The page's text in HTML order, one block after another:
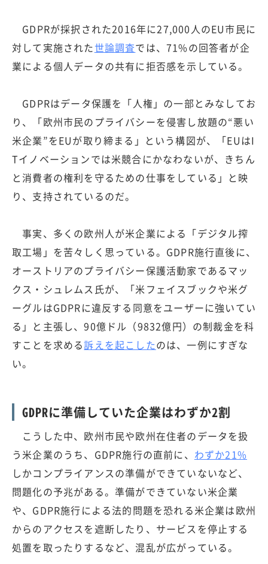
GDPRが採択された2016年に27,000人のEU市民に
対して実施された世論調査では、71%の回答者が企
業による個人データの共有に拒否感を示している。
GDPRはデータ保護を「人権」の一部とみなしてお
り、「欧州市民のプライバシーを侵害し放題の“悪い
米企業”をEUが取り締まる」という構図が、「EUはI
Tイノベーションでは米競合にかなわないが、きちん
と消費者の権利を守るための仕事をしている」と映
り、支持されているのだ。
事実、多くの欧州人が米企業による「デジタル搾
取工場」を苦々しく思っている。GDPR施行直後に、
オーストリアのプライバシー保護活動家であるマッ
クス・シュレムス氏が、「米フェイスブックや米グ
ーグルはGDPRに違反する同意をユーザーに強いてい
る」と主張し、90億ドル（9832億円）の制裁金を科
すことを求める訴えを起こしたのは、一例にすぎな
い。
GDPRに準備していた企業はわずか2割
こうした中、欧州市民や欧州在住者のデータを扱
う米企業のうち、GDPR施行の直前に、 わずか21%
しかコンプライアンスの準備ができていないなど、
問題化の予兆がある。準備ができていない米企業
や、GDPR施行による法的問題を恐れる米企業は欧州
からのアクセスを遮断したり、サービスを停止する
処置を取ったりするなど、混乱が広がっている。